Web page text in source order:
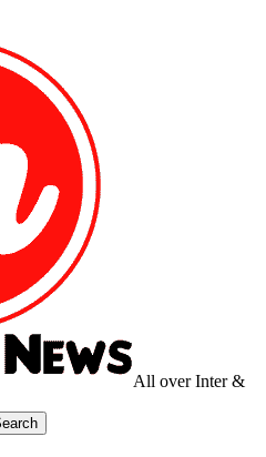
All over Inter &